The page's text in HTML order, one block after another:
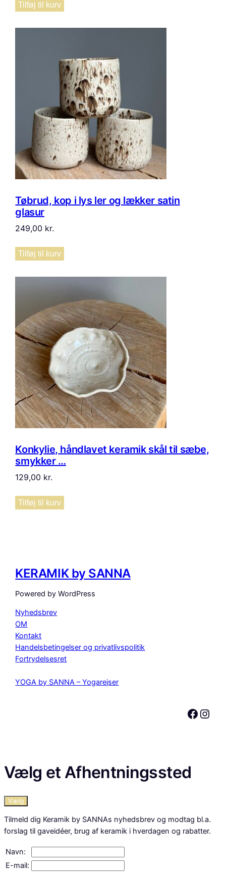
Tilføj til kurv
Tøbrud, kop i lys ler og lækker satin
glasur
249,00 kr.
Tilføj til kurv
Konkylie, håndlavet keramik skål til sæbe,
smykker …
129,00 kr.
Tilføj til kurv
KERAMIK by SANNA
Powered by WordPress
Nyhedsbrev
OM
Kontakt
Handelsbetingelser og privatlivspolitik
Fortrydelsesret
YOGA by SANNA – Yogarejser
Facebook Instagram
Vælg et Afhentningssted
Vælg
Tilmeld dig Keramik by SANNAs nyhedsbrev og modtag bl.a.
forslag til gaveidéer, brug af keramik i hverdagen og rabatter.
Navn:
E-mail: